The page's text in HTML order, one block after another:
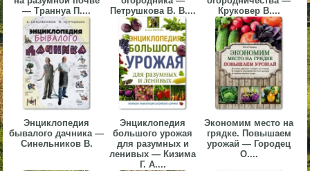
— Траннуа П....
Петрушкова В. В....
Круковер В....
Энциклопедия
бывалого дачника —
Синельников В.
Энциклопедия
большого урожая
для разумных и
ленивых — Кизима
Г. А....
Экономим место на
грядке. Повышаем
урожай — Городец
О....
▼
▼